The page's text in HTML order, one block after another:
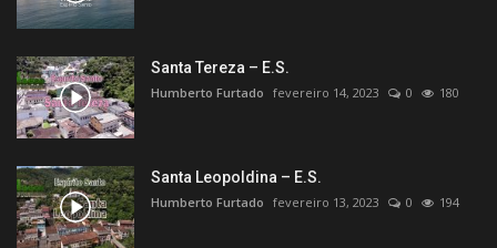
Santa Tereza – E.S.
Humberto Furtado fevereiro 14, 2023 0 180
Santa Leopoldina – E.S.
Humberto Furtado fevereiro 13, 2023 0 194